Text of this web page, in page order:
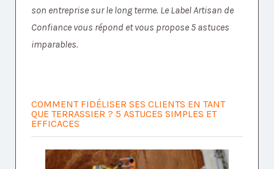
son entreprise sur le long terme. Le Label Artisan de
Confiance vous répond et vous propose 5 astuces
imparables.
COMMENT FIDÉLISER SES CLIENTS EN TANT
QUE TERRASSIER ? 5 ASTUCES SIMPLES ET
EFFICACES